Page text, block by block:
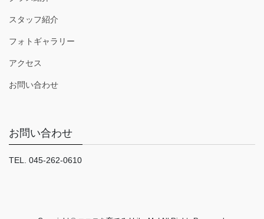
スタッフ紹介
フォトギャラリー
アクセス
お問い合わせ
お問い合わせ
TEL. 045-262-0610